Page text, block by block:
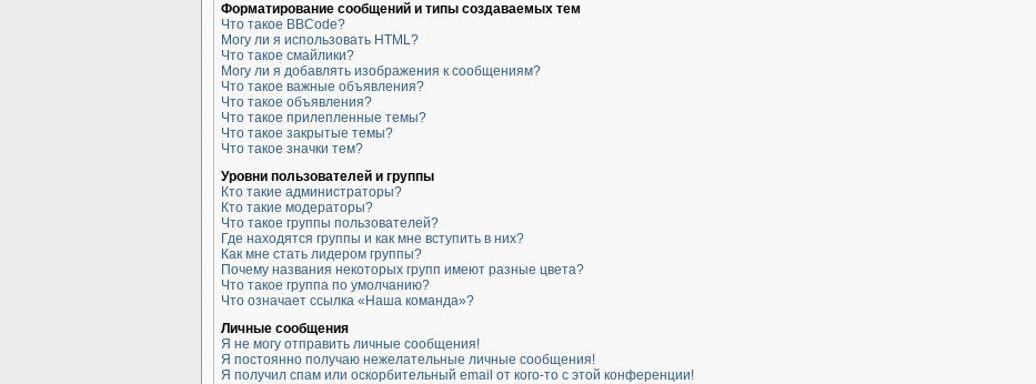
Форматирование сообщений и типы создаваемых тем
Что такое BBCode?
Могу ли я использовать HTML?
Что такое смайлики?
Могу ли я добавлять изображения к сообщениям?
Что такое важные объявления?
Что такое объявления?
Что такое прилепленные темы?
Что такое закрытые темы?
Что такое значки тем?
Уровни пользователей и группы
Кто такие администраторы?
Кто такие модераторы?
Что такое группы пользователей?
Где находятся группы и как мне вступить в них?
Как мне стать лидером группы?
Почему названия некоторых групп имеют разные цвета?
Что такое группа по умолчанию?
Что означает ссылка «Наша команда»?
Личные сообщения
Я не могу отправить личные сообщения!
Я постоянно получаю нежелательные личные сообщения!
Я получил спам или оскорбительный email от кого-то с этой конференции!